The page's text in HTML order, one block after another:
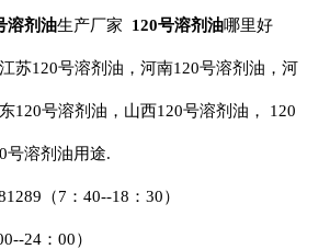
溶剂油生产厂家 120号溶剂油哪里好
苏120号溶剂油，河南120号溶剂油，河
120号溶剂油，山西120号溶剂油， 120
号溶剂油用途.
（7 ： 40--18 ： 30）
24： 00）